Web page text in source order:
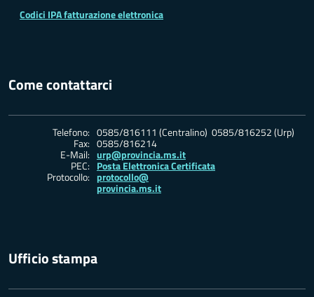
Codici IPA fatturazione elettronica
Come contattarci
Telefono: 0585/816111 (Centralino) 0585/816252 (Urp)
Fax: 0585/816214
E-Mail: urp@provincia.ms.it
PEC: Posta Elettronica Certificata
Protocollo: protocollo@
provincia.ms.it
Ufficio stampa